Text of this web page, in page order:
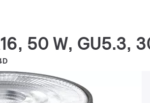
50 W, GU5.3,